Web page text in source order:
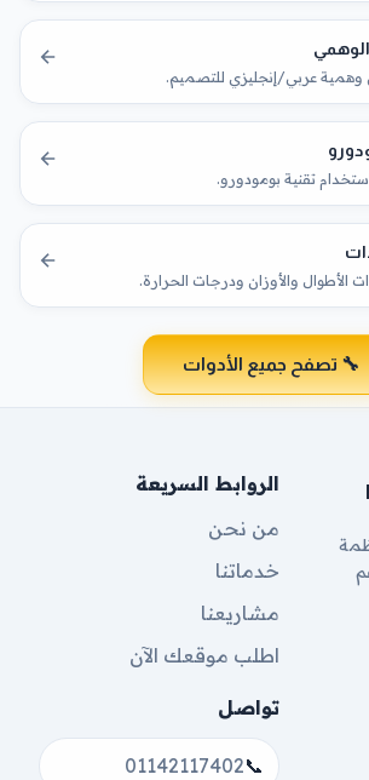
عربي/إنجليزي للتصميم.
تقنية بومودورو.
الأطوال والأوزان ودرجات الحرارة.
🔧 تصفح جميع الأدوات
الروابط السريعة
من نحن
خدماتنا
مشاريعنا
اطلب موقعك الآن
تواصل
📞
01142117402